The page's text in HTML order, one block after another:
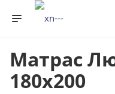
Матрас
180x200